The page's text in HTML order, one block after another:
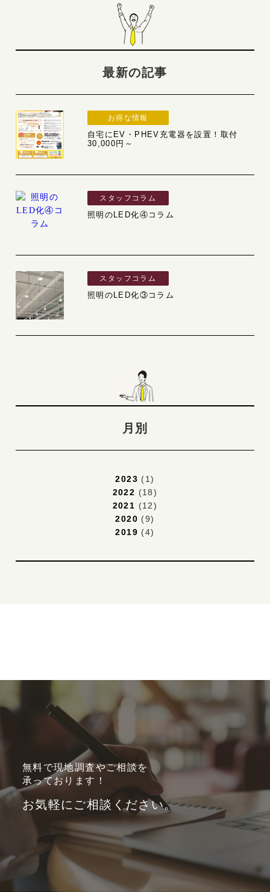
最新の記事
お得な情報
自宅にEV・PHEV充電器を設置！取付
30,000円～
スタッフコラム
照明のLED化④コラム
スタッフコラム
照明のLED化③コラム
月別
2023 (1)
2022 (18)
2021 (12)
2020 (9)
2019 (4)
無料で現地調査やご相談を
承っております！
お気軽にご相談ください。